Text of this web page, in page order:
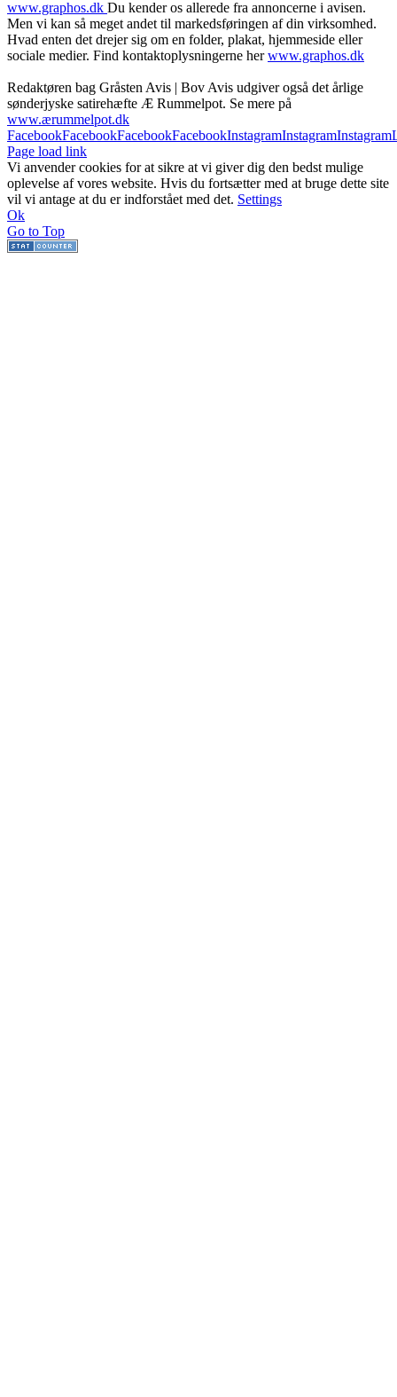
www.graphos.dk Du kender os allerede fra annoncerne i avisen.
Men vi kan så meget andet til markedsføringen af din virksomhed.
Hvad enten det drejer sig om en folder, plakat, hjemmeside eller
sociale medier. Find kontaktoplysningerne herwww.graphos.dk
Redaktøren bag Gråsten Avis | Bov Avis udgiver også det årlige
sønderjyske satirehæfte Æ Rummelpot. Se mere på
www.ærummelpot.dk
FacebookFacebookFacebookFacebookInstagramInstagramInstagram
Page load link
Vi anvender cookies for at sikre at vi giver dig den bedst mulige
oplevelse af vores website. Hvis du fortsætter med at bruge dette site
vil vi antage at du er indforstået med det. Settings
Ok
Go to Top